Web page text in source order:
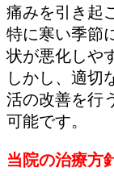
痛みを引き起
特に寒い季節
状が悪化しや
しかし、適切
活の改善を行
可能です。
当院の治療方